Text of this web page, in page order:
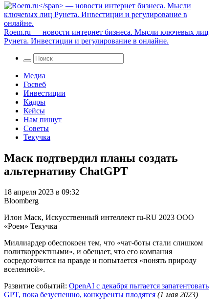
Roem.ru — новости интернет бизнеса. Мысли ключевых лиц
Рунета. Инвестиции и регулирование в онлайне.
Медиа
Госвеб
Инвестиции
Кадры
Кейсы
Нам пишут
Советы
Текучка
Маск подтвердил планы создать
альтернативу ChatGPT
18 апреля 2023 в 09:32
Bloomberg
Илон Маск, Искусственный интеллект ru-RU 2023 ООО
«Роем» Текучка
Миллиардер обеспокоен тем, что «чат-боты стали слишком
политкорректными», и обещает, что его компания
сосредоточится на правде и попытается «понять природу
вселенной».
Развитие событий: OpenAI с декабря пытается запатентовать
GPT, пока безуспешно, конкуренты плодятся (1 мая 2023)